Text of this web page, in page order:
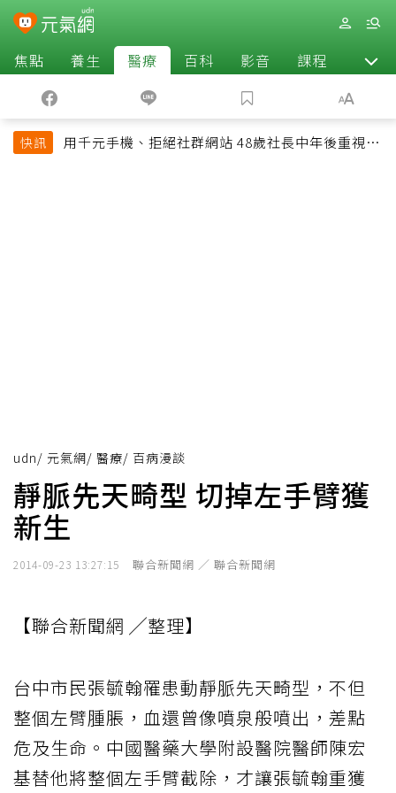
焦點 養生 醫療 百科 影音 課程 退休
快訊
用千元手機、拒絕社群網站 48歲社長中年後重視和
udn/ 元氣網/ 醫療/ 百病漫談
靜脈先天畸型 切掉左手臂獲
新生
2014-09-23 13:27:15 聯合新聞網 ／ 聯合新聞網
【聯合新聞網 ╱整理】
台中市民張毓翰罹患動靜脈先天畸型，不但
整個左臂腫脹，血還曾像噴泉般噴出，差點
危及生命。中國醫藥大學附設醫院醫師陳宏
基替他將整個左手臂截除，才讓張毓翰重獲